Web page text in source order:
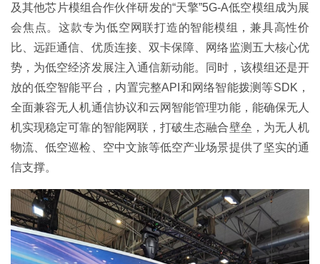
及其他芯片模组合作伙伴研发的“天擎”5G-A低空模组成为展
会焦点。这款专为低空网联打造的智能模组，兼具高性价
比、远距通信、优质连接、双卡保障、网络监测五大核心优
势，为低空经济发展注入通信新动能。同时，该模组还是开
放的低空智能平台，内置完整API和网络智能拨测等SDK，
全面兼容无人机通信协议和云网智能管理功能，能确保无人
机实现稳定可靠的智能网联，打破生态融合壁垒，为无人机
物流、低空巡检、空中文旅等低空产业场景提供了坚实的通
信支撑。